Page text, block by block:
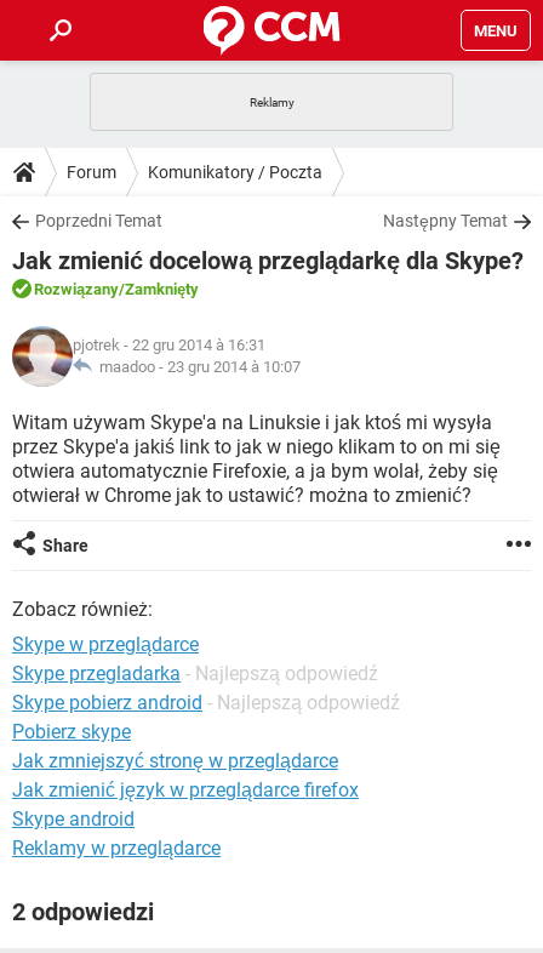
MENU
GRY WHATSAPP
SPOTIFY
INSTAGRAM FACEBOOK
WINDOWS 10
PORADY
PlayStation TIKTOK
SPOTIFY
INSTAGRAM
WINDOWS 10
DO POBRANIA
ANDROID TIKTOK
GRY
IOS
INSTAGRAM
WINDOWS 10
FORUM
COVID-19
GRY WHATSAPP
INSTAGRAM FACEBOOK
WINDOWS 10
ARTYKUŁY
COVID-19
GRY WHATSAPP
SPOTIFY NETFLIX
WINDOWS 10
Forum Komunikatory / Poczta
Poprzedni Temat Następny Temat
Jak zmienić docelową przeglądarkę dla Skype?
Rozwiązany/Zamknięty
pjotrek - 22 gru 2014 à 16:31
maadoo - 23 gru 2014 à 10:07
Witam używam Skype'a na Linuksie i jak ktoś mi wysyła
przez Skype'a jakiś link to jak w niego klikam to on mi się
otwiera automatycznie Firefoxie, a ja bym wolał, żeby się
otwierał w Chrome jak to ustawić? można to zmienić?
Share
Zobacz również:
Skype w przeglądarce
Skype przegladarka - Najlepszą odpowiedź
Skype pobierz android - Najlepszą odpowiedź
Pobierz skype
Jak zmniejszyć stronę w przeglądarce
Jak zmienić język w przeglądarce firefox
Skype android
Reklamy w przeglądarce
2 odpowiedzi